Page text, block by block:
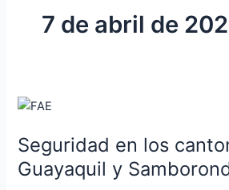
7 de abril de
Seguridad en los
Guayaquil y
Seguridad
los
cantones
de